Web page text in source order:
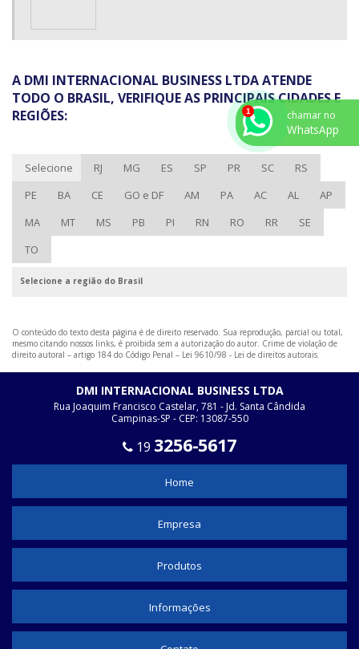
TUBO TERMOENCOLHÍVEL
ABRAÇADEIRA DE NYLON PARA LACRE
ABRAÇADEIRA PLÁSTICA PREÇO
CALHA DE PVC PARA FIO
CALHA DE PVC PREÇO
CINTA PLASTICA PREÇO
FABRICANTE DE CANALETAS DE PVC
PRENSA CABO PREÇO
TUBO TERMO RETRÁTIL PREÇO
ESPAGUETE TERMO RETRÁTIL ALTA TEMPERATURA
ESPAGUETE TERMO RETRÁTIL ONDE VENDE
ESPAGUETE TERMO RETRÁTIL VALOR
ROLO DE ESPAGUETE TERMO RETRÁTIL
TERMOCONTRÁTIL TRANSPARENTE
TUBO TERMO RETRÁTIL COLORIDO
TUBO TERMO RETRÁTIL COMPRAR
TUBO TERMO RETRÁTIL TRANSPARENTE
A DMI INTERNACIONAL BUSINESS LTDA ATENDE
TODO O BRASIL, VERIFIQUE AS PRINCIPAIS CIDADES E
REGIÕES:
Selecione RJ MG ES SP PR SC
RS
PE
BA CE GO e DF AM PA AC AL
AP
MA
MT MS PB PI RN RO RR
SE
TO
Selecione a região do Brasil
O conteúdo do texto desta página é de direito reservado. Sua reprodução, parcial ou total,
mesmo citando nossos links, é proibida sem a autorização do autor. Crime de violação de
direito autoral – artigo 184 do Código Penal – Lei 9610/98 - Lei de direitos autorais
DMI INTERNACIONAL BUSINESS LTDA
Rua Joaquim Francisco Castelar, 781 - Jd. Santa Cândida
Campinas-SP - CEP: 13087-550
19 3256-5617
Home
Empresa
Produtos
Informações
chamar no
WhatsApp